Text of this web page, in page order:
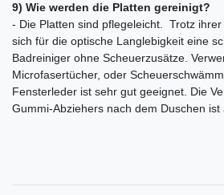
9) Wie werden die Platten gereinigt?
- Die Platten sind pflegeleicht. Trotz
sich für die optische Langlebigkeit eine
Badreiniger ohne Scheuerzusätze.
Microfasertücher, oder
Fensterleder ist sehr gut geeignet. Die
Gummi-Abziehers nach dem Duschen ist